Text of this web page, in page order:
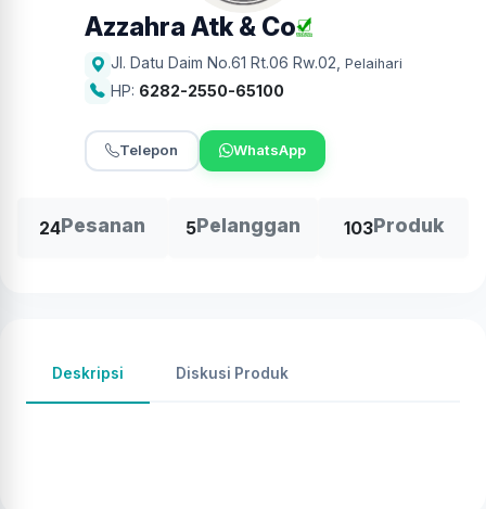
Azzahra Atk & Co
Jl. Datu Daim No.61 Rt.06 Rw.02 Pelaihari
HP: 6282-2550-65100
Telepon WhatsApp
24Pesanan 5Pelanggan 103Produk
Deskripsi Diskusi Produk